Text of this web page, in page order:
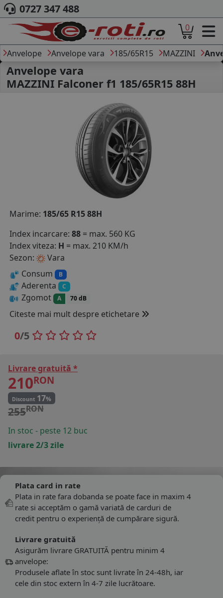
ACASA
DESPRE NOI
ANVELOPE
AUTO
CAMION
AGROINDUSTRIALE
CAUTARE DUPA
DIMENSIUNI
PRODUCATORI ANVELOPE
MARCA AUTO
BLOG
B2B - COLABORARE COMPANII
COS ( 0 PRODUSE)
0727 347 488
0
Anvelope Anvelope vara 185/65R15 MAZZINI
Anvelope vara
MAZZINI Falconer f1 185/65R15 88H
Marime: 185/65 R15 88H
Index incarcare: 88 = max. 560 KG
Index viteza: H = max. 210 KM/h
Sezon:
Vara
Consum
B
Aderenta C
Zgomot A 70 dB
Citeste mai mult despre etichetare
0/5
Livrare gratuită *
210RON
Discount 17%
255RON
In stoc - peste 12 buc
livrare 2/3 zile
Plata card in rate
Plata in rate fara dobanda se poate face in maxim 4
rate si acceptăm o gamă variată de carduri de
credit pentru o experiență de cumpărare sigură.
Livrare gratuită
Asigurăm livrare GRATUITĂ pentru minim 4
anvelope:
Produsele aflate în stoc sunt livrate în 24-48h, iar
cele din stoc extern în 4-7 zile lucrătoare.